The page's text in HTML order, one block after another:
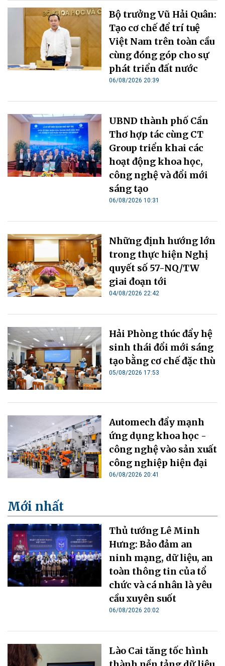
Bộ trưởng Vũ Hải Quân:
Tạo cơ chế để trí tuệ
Việt Nam trên toàn cầu
cùng đóng góp cho sự
phát triển đất nước
06/08/2026 20:39
UBND thành phố Cần
Thơ hợp tác cùng CT
Group triển khai các
hoạt động khoa học,
công nghệ và đổi mới
sáng tạo
06/08/2026 10:31
Những định hướng lớn
trong thực hiện Nghị
quyết số 57-NQ/TW
giai đoạn tới
04/08/2026 22:42
Hải Phòng thúc đẩy hệ
sinh thái đổi mới sáng
tạo bằng cơ chế đặc thù
05/08/2026 17:53
Automech đẩy mạnh
ứng dụng khoa học -
công nghệ vào sản xuất
công nghiệp hiện đại
06/08/2026 20:41
Mới nhất
Thủ tướng Lê Minh
Hưng: Bảo đảm an
ninh mạng, dữ liệu, an
toàn thông tin của tổ
chức và cá nhân là yêu
cầu xuyên suốt
06/08/2026 20:02
Lào Cai tăng tốc hình